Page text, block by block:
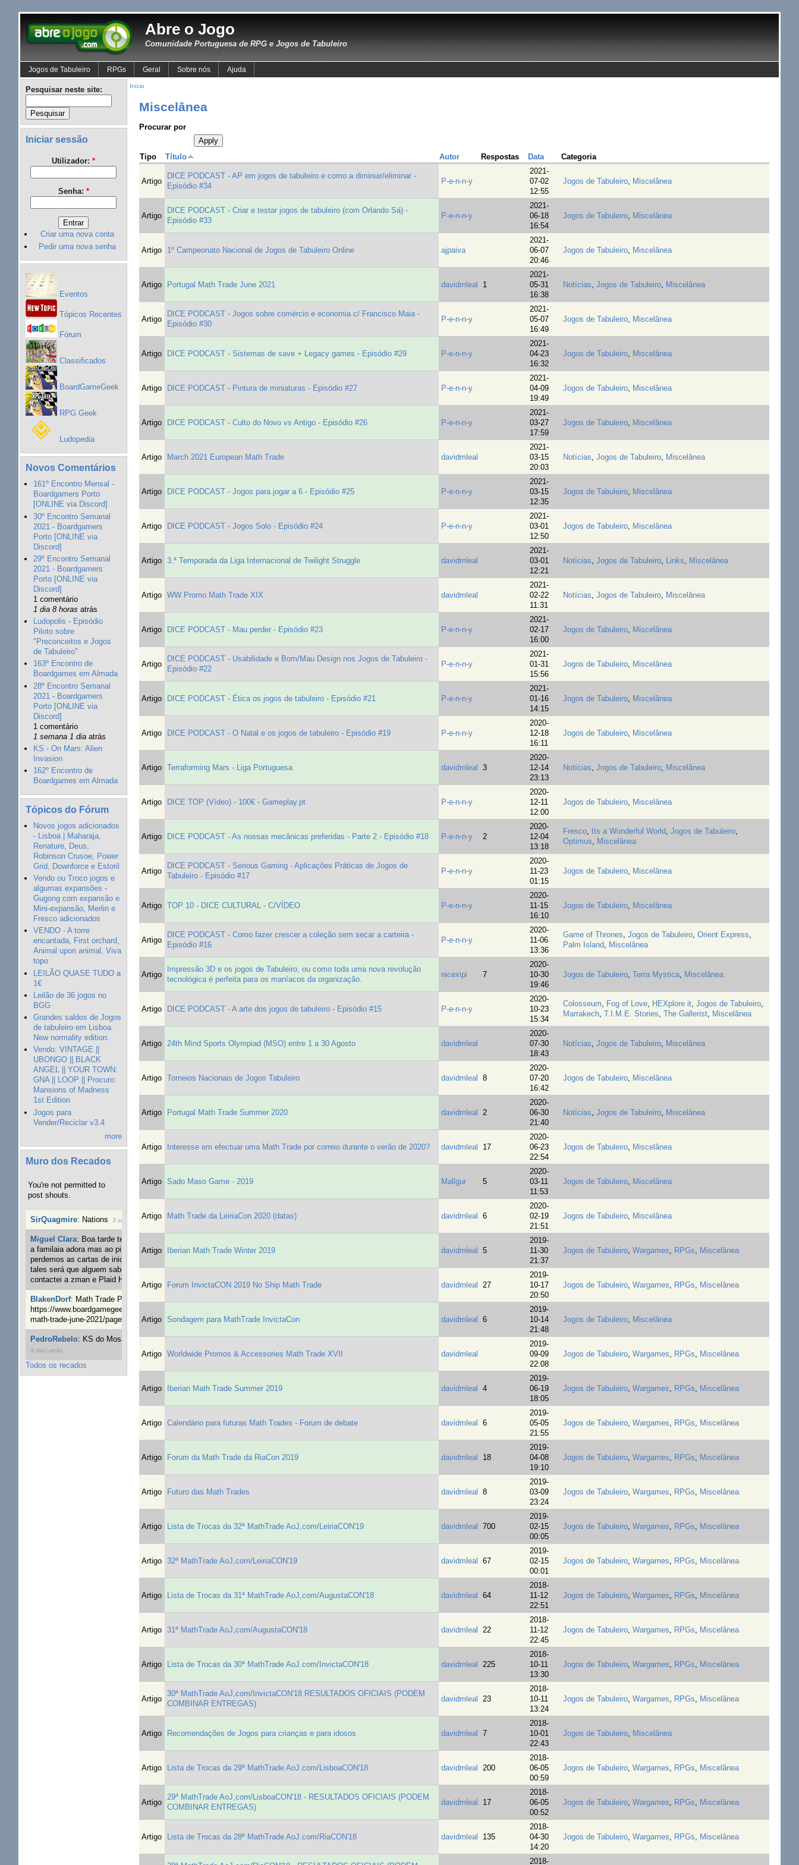
Abre o Jogo
Comunidade Portuguesa de RPG e Jogos de Tabuleiro
Jogos de Tabuleiro RPGs Geral Sobre nós Ajuda
Pesquisar neste site:
Iniciar sessão
Utilizador:*
Senha: *
Criar uma nova conta
Pedir uma nova senha
Eventos
Tópicos Recentes
Fórum
Classificados
BoardGameGeek
RPG Geek
Ludopedia
Novos Comentários
161º Encontro Mensal -
Boardgamers Porto
[ONLINE via Discord]
30º Encontro Semanal
2021 - Boardgamers
Porto [ONLINE via
Discord]
29º Encontro Semanal
2021 - Boardgamers
Porto [ONLINE via
Discord]
1 comentário
1 dia 8 horas atrás
Ludopolis - Episódio
Piloto sobre
"Preconceitos e Jogos
de Tabuleiro"
163º Encontro de
Boardgames em Almada
28º Encontro Semanal
2021 - Boardgamers
Porto [ONLINE via
Discord]
1 comentário
1 semana 1 diaatrás
KS - On Mars: Alien
Invasion
162º Encontro de
Boardgames em Almada
Tópicos do Fórum
Novos jogos adicionados
- Lisboa | Maharaja,
Renature, Deus,
Robinson Crusoe, Power
Grid, Downforce e Estoril
Vendo ou Troco jogos e
algumas expansões -
Gugong com expansão e
Mini-expansão, Merlin e
Fresco adicionados
VENDO - A torre
encantada, First orchard,
Animal upon animal, Viva
topo
LEILÃO QUASE TUDO a
1€
Leilão de 36 jogos no
BGG
Grandes saldos de Jogos
de tabuleiro em Lisboa.
New normality edition.
Vendo: VINTAGE ||
UBONGO || BLACK
ANGEL || YOUR TOWN:
GNA || LOOP || Procuro:
Mansions of Madness
1st Edition
Jogos para
Vender/Reciclar v3.4
more
Muro dos Recados
You're not permitted to
post shouts.
SirQuagmire: Nations 3 semanas 6 dias atrás
Miguel Clara: Boa tarde tenho jogo Mice and mistics que
a familaia adora mas ao pintarmos as miniaturas
perdemos as cartas de iniciaticva da expanção downood
tales será que alguem sabe onde adquirir as cartas já
contactei a zman e Plaid Hat e nada
5 semanas 6 dias atrás
BlakenDorf: Math Trade Portuguesa a decorrer. Aqui:
https://www.boardgamegeek.com/geeklist/286035/portugal-
math-trade-june-2021/page/1
7 semanas 22 horas atrás
PedroRebelo: KS do Mosaic em 10 minutos :)
3 dias atrás
Todos os recados
Início
Miscelânea
Procurar por
Tipo Título Autor Respostas Data Categoria
Artigo
DICE PODCAST - AP em jogos de tabuleiro e como a diminuir/eliminar -
Episódio #34
P-e-n-n-y
2021-
07-02
12:55
Jogos de Tabuleiro, Miscelânea
Artigo
DICE PODCAST - Criar e testar jogos de tabuleiro (com Orlando Sá) -
Episódio #33
P-e-n-n-y
2021-
06-18
16:54
Jogos de Tabuleiro, Miscelânea
Artigo 1º Campeonato Nacional de Jogos de Tabuleiro Online ajpaiva
2021-
06-07
20:46
Jogos de Tabuleiro, Miscelânea
Artigo Portugal Math Trade June 2021 davidmleal 1
2021-
05-31
16:38
Notícias Jogos de Tabuleiro, Miscelânea
Artigo
DICE PODCAST - Jogos sobre comércio e economia c/ Francisco Maia -
Episódio #30
P-e-n-n-y
2021-
05-07
16:49
Jogos de Tabuleiro, Miscelânea
Artigo DICE PODCAST - Sistemas de save + Legacy games - Episódio #29 P-e-n-n-y
2021-
04-23
16:32
Jogos de Tabuleiro, Miscelânea
Artigo DICE PODCAST - Pintura de miniaturas - Episódio #27 P-e-n-n-y
2021-
04-09
19:49
Jogos de Tabuleiro, Miscelânea
Artigo DICE PODCAST - Culto do Novo vs Antigo - Episódio #26 P-e-n-n-y
2021-
03-27
17:59
Jogos de Tabuleiro, Miscelânea
Artigo March 2021 European Math Trade davidmleal
2021-
03-15
20:03
Notícias Jogos de Tabuleiro, Miscelânea
Artigo DICE PODCAST - Jogos para jogar a 6 - Episódio #25 P-e-n-n-y
2021-
03-15
12:35
Jogos de Tabuleiro, Miscelânea
Artigo DICE PODCAST - Jogos Solo - Episódio #24 P-e-n-n-y
2021-
03-01
12:50
Jogos de Tabuleiro, Miscelânea
Artigo 3.ª Temporada da Liga Internacional de Twilight Struggle davidmleal
2021-
03-01
12:21
Notícias Jogos de Tabuleiro, Links Miscelânea
Artigo WW Promo Math Trade XIX davidmleal
2021-
02-22
11:31
Notícias Jogos de Tabuleiro, Miscelânea
Artigo DICE PODCAST - Mau perder - Episódio #23 P-e-n-n-y
2021-
02-17
16:00
Jogos de Tabuleiro, Miscelânea
Artigo
DICE PODCAST - Usabilidade e Bom/Mau Design nos Jogos de Tabuleiro -
Episódio #22
P-e-n-n-y
2021-
01-31
15:56
Jogos de Tabuleiro, Miscelânea
Artigo DICE PODCAST - Ética os jogos de tabuleiro - Episódio #21 P-e-n-n-y
2021-
01-16
14:15
Jogos de Tabuleiro, Miscelânea
Artigo DICE PODCAST - O Natal e os jogos de tabuleiro - Episódio #19 P-e-n-n-y
2020-
12-18
16:11
Jogos de Tabuleiro, Miscelânea
Artigo Terraforming Mars - Liga Portuguesa davidmleal 3
2020-
12-14
23:13
Notícias Jogos de Tabuleiro, Miscelânea
Artigo DICE TOP (Vídeo) - 100€ - Gameplay.pt P-e-n-n-y
2020-
12-11
12:00
Jogos de Tabuleiro, Miscelânea
Artigo DICE PODCAST - As nossas mecânicas preferidas - Parte 2 - Episódio #18 P-e-n-n-y 2
2020-
12-04
13:18
Fresco, Its a Wonderful World Jogos de Tabuleiro,
Optimus
Miscelânea
Artigo
DICE PODCAST - Serious Gaming - Aplicações Práticas de Jogos de
Tabuleiro - Episódio #17
P-e-n-n-y
2020-
11-23
01:15
Jogos de Tabuleiro, Miscelânea
Artigo TOP 10 - DICE CULTURAL - C/VÍDEO P-e-n-n-y
2020-
11-15
16:10
Jogos de Tabuleiro, Miscelânea
Artigo
DICE PODCAST - Como fazer crescer a coleção sem secar a carteira -
Episódio #16
P-e-n-n-y
2020-
11-06
13:36
Game of Thrones Jogos de Tabuleiro, Orient Express
Palm Island
Miscelânea
Artigo
Impressão 3D e os jogos de Tabuleiro, ou como toda uma nova revolução
tecnológica é perfeita para os maníacos da organização.
nicexipi 7
2020-
10-30
19:46
Jogos de Tabuleiro, Terra Mystica, Miscelânea
Artigo DICE PODCAST - A arte dos jogos de tabuleiro - Episódio #15 P-e-n-n-y
2020-
10-23
15:34
Colosseum Fog of Love, HEXplore it, Jogos de Tabuleiro,
Marrakech, T.I.M.E. Stories The Gallerist, Miscelânea
Artigo 24th Mind Sports Olympiad (MSO) entre 1 a 30 Agosto davidmleal
2020-
07-30
18:43
Notícias Jogos de Tabuleiro, Miscelânea
Artigo Torneios Nacionais de Jogos Tabuleiro davidmleal 8
2020-
07-20
16:42
Jogos de Tabuleiro, Miscelânea
Artigo Portugal Math Trade Summer 2020 davidmleal 2
2020-
06-30
21:40
Notícias Jogos de Tabuleiro, Miscelânea
Artigo Interesse em efectuar uma Math Trade por correio durante o verão de 2020? davidmleal 17
2020-
06-23
22:54
Jogos de Tabuleiro, Miscelânea
Artigo Sado Maso Game - 2019 Mallgur 5
2020-
03-11
11:53
Jogos de Tabuleiro, Miscelânea
Artigo Math Trade da LeiriaCon 2020 (datas) davidmleal 6
2020-
02-19
21:51
Jogos de Tabuleiro, Miscelânea
Artigo Iberian Math Trade Winter 2019 davidmleal 5
2019-
11-30
21:37
Jogos de Tabuleiro, Wargames RPGs Miscelânea
Artigo Forum InvictaCON 2019 No Ship Math Trade davidmleal 27
2019-
10-17
20:50
Jogos de Tabuleiro, Wargames RPGs Miscelânea
Artigo Sondagem para MathTrade InvictaCon davidmleal 6
2019-
10-14
21:48
Jogos de Tabuleiro, Miscelânea
Artigo Worldwide Promos & Accessories Math Trade XVII davidmleal
2019-
09-09
22:08
Jogos de Tabuleiro, Wargames RPGs Miscelânea
Artigo Iberian Math Trade Summer 2019 davidmleal 4
2019-
06-19
18:05
Jogos de Tabuleiro, Wargames RPGs Miscelânea
Artigo Calendário para futuras Math Trades - Forum de debate davidmleal 6
2019-
05-05
21:55
Jogos de Tabuleiro, Wargames RPGs Miscelânea
Artigo Forum da Math Trade da RiaCon 2019 davidmleal 18
2019-
04-08
19:10
Jogos de Tabuleiro, Wargames RPGs Miscelânea
Artigo Futuro das Math Trades davidmleal 8
2019-
03-09
23:24
Jogos de Tabuleiro, Wargames RPGs Miscelânea
Artigo Lista de Trocas da 32ª MathTrade AoJ,com/LeiriaCON'19 davidmleal 700
2019-
02-15
00:05
Jogos de Tabuleiro, Wargames RPGs Miscelânea
Artigo 32ª MathTrade AoJ,com/LeiriaCON'19 davidmleal 67
2019-
02-15
00:01
Jogos de Tabuleiro, Wargames RPGs Miscelânea
Artigo Lista de Trocas da 31ª MathTrade AoJ,com/AugustaCON'18 davidmleal 64
2018-
11-12
22:51
Jogos de Tabuleiro, Wargames RPGs Miscelânea
Artigo 31ª MathTrade AoJ,com/AugustaCON'18 davidmleal 22
2018-
11-12
22:45
Jogos de Tabuleiro, Wargames RPGs Miscelânea
Artigo Lista de Trocas da 30ª MathTrade AoJ.com/InvictaCON'18 davidmleal 225
2018-
10-11
13:30
Jogos de Tabuleiro, Wargames RPGs Miscelânea
Artigo
30ª MathTrade AoJ,com/InvictaCON'18 RESULTADOS OFICIAIS (PODEM
COMBINAR ENTREGAS)
davidmleal 23
2018-
10-11
13:24
Jogos de Tabuleiro, Wargames RPGs Miscelânea
Artigo Recomendações de Jogos para crianças e para idosos davidmleal 7
2018-
10-01
22:43
Jogos de Tabuleiro, Miscelânea
Artigo Lista de Trocas da 29ª MathTrade AoJ.com/LisboaCON'18 davidmleal 200
2018-
06-05
00:59
Jogos de Tabuleiro, Wargames RPGs Miscelânea
Artigo
29ª MathTrade AoJ,com/LisboaCON'18 - RESULTADOS OFICIAIS (PODEM
COMBINAR ENTREGAS)
davidmleal 17
2018-
06-05
00:52
Jogos de Tabuleiro, Wargames RPGs Miscelânea
Artigo Lista de Trocas da 28ª MathTrade AoJ.com/RiaCON'18 davidmleal 135
2018-
04-30
14:20
Jogos de Tabuleiro, Wargames RPGs Miscelânea
2018-